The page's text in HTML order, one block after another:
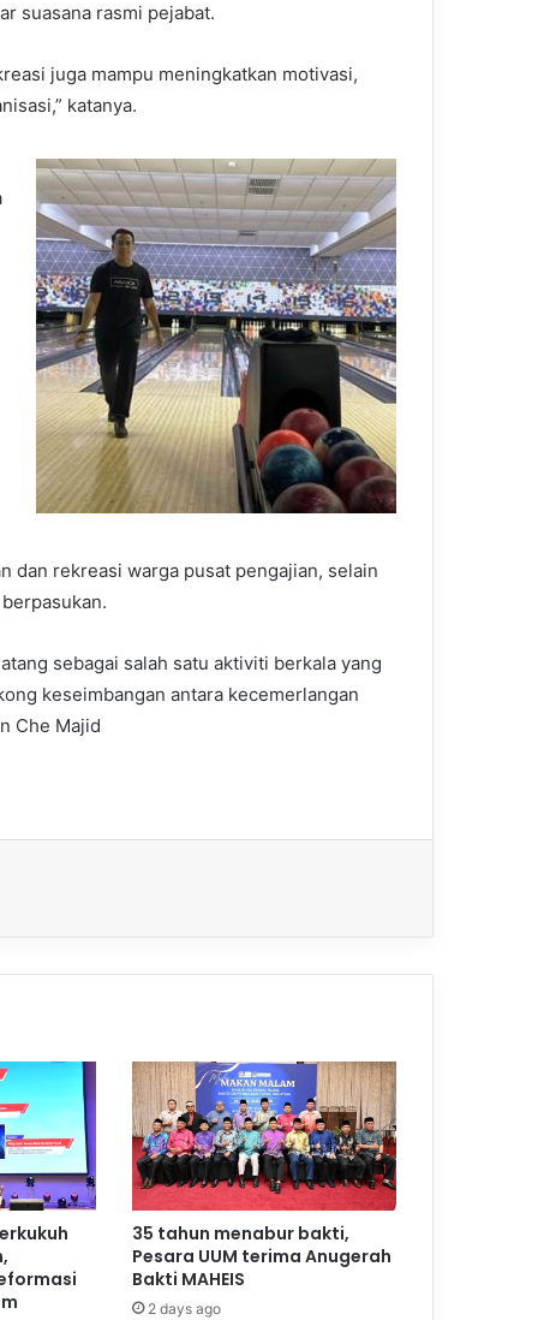
suasana rasmi pejabat.
juga mampu meningkatkan motivasi,
katanya.
dan rekreasi warga pusat pengajian, selain
sebagai salah satu aktiviti berkala yang
keseimbangan antara kecemerlangan
Che Majid
35 tahun menabur bakti,
Pesara UUM terima Anugerah
Bakti MAHEIS
2 days ago